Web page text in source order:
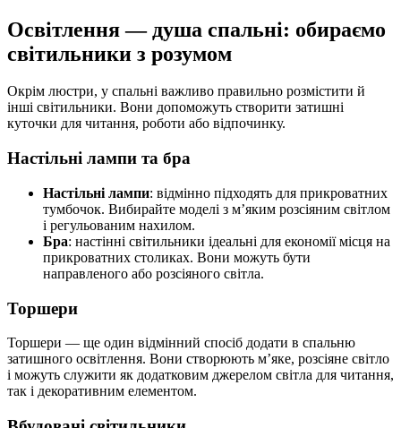
Освітлення — душа спальні: обираємо
світильники з розумом
Окрім люстри, у спальні важливо правильно розмістити й
інші світильники. Вони допоможуть створити затишні
куточки для читання, роботи або відпочинку.
Настільні лампи та бра
Настільні лампи: відмінно підходять для прикроватних
тумбочок. Вибирайте моделі з м’яким розсіяним світлом
і регульованим нахилом.
Бра: настінні світильники ідеальні для економії місця на
прикроватних столиках. Вони можуть бути
направленого або розсіяного світла.
Торшери
Торшери — ще один відмінний спосіб додати в спальню
затишного освітлення. Вони створюють м’яке, розсіяне світло
і можуть служити як додатковим джерелом світла для читання,
так і декоративним елементом.